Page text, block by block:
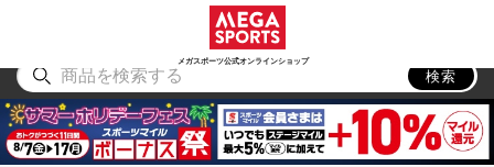
メガスポーツ公式オンラインショップ
アウトドア
検索